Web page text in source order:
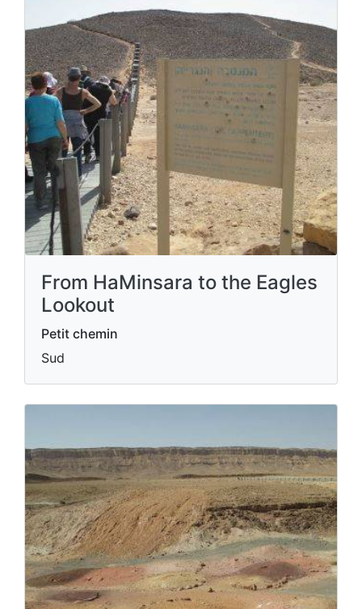
From HaMinsara to the Eagles
Lookout
Petit chemin
Sud